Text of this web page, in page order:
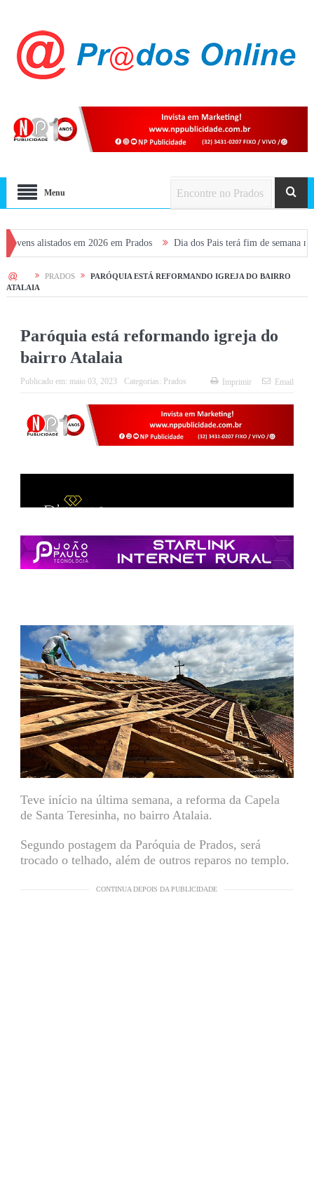
Menu
em 2026 em Prados Dia dos Pais terá fim de semana movimentado
HOME PRADOS
PARÓQUIA ESTÁ REFORMANDO IGREJA DO BAIRRO
ATALAIA
Paróquia está reformando igreja do
bairro Atalaia
Publicado em: maio 03, 2023 Categorias: Prados Imprimir Email
Teve início na última semana, a reforma da Capela
de Santa Teresinha, no bairro Atalaia.
Segundo postagem da Paróquia de Prados, será
trocado o telhado, além de outros reparos no templo.
CONTINUA DEPOIS DA PUBLICIDADE